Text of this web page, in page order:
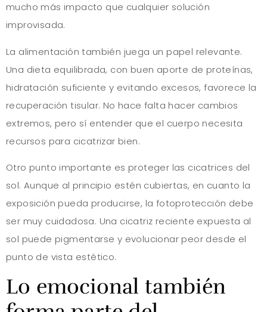
mucho más impacto que cualquier solución
improvisada.
La alimentación también juega un papel relevante.
Una dieta equilibrada, con buen aporte de proteínas,
hidratación suficiente y evitando excesos, favorece la
recuperación tisular. No hace falta hacer cambios
extremos, pero sí entender que el cuerpo necesita
recursos para cicatrizar bien.
Otro punto importante es proteger las cicatrices del
sol. Aunque al principio estén cubiertas, en cuanto la
exposición pueda producirse, la fotoprotección debe
ser muy cuidadosa. Una cicatriz reciente expuesta al
sol puede pigmentarse y evolucionar peor desde el
punto de vista estético.
Lo emocional también